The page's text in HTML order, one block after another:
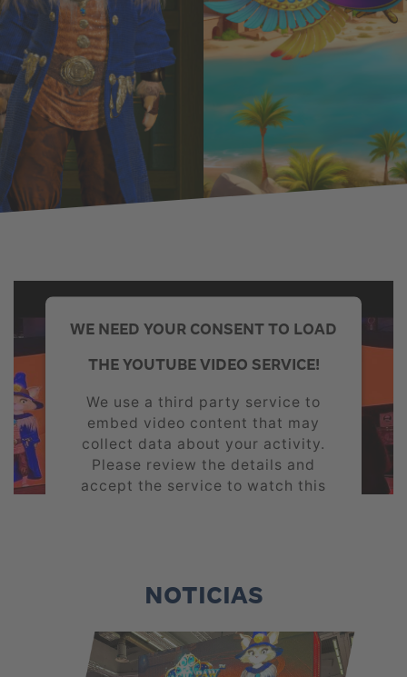
WE NEED YOUR CONSENT TO LOAD
THE YOUTUBE VIDEO SERVICE!
We use a third party service to
embed video content that may
collect data about your activity.
Please review the details and
accept the service to watch this
ACCEPT
powered byUsercentrics Consent
Management Platform
NOTICIAS